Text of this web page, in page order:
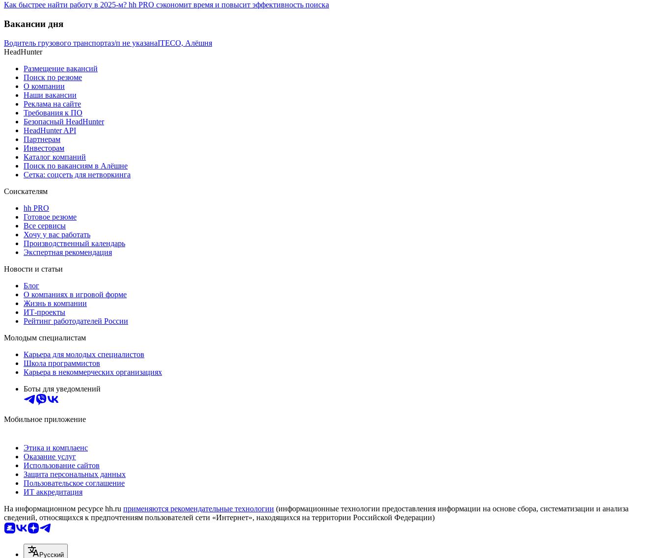
Как быстрее найти работу в 2025-м? hh PRO сэкономит время и повысит эффективность поиска
Вакансии дня
Водитель грузового транспортаз/п не указанаITECO, Алёшня
HeadHunter
Размещение вакансий
Поиск по резюме
О компании
Наши вакансии
Реклама на сайте
Требования к ПО
Безопасный HeadHunter
HeadHunter API
Партнерам
Инвесторам
Каталог компаний
Поиск по вакансиям в Алёшне
Сетка: соцсеть для нетворкинга
Соискателям
hh PRO
Готовое резюме
Все сервисы
Хочу у вас работать
Производственный календарь
Экспертная рекомендация
Новости и статьи
Блог
О компаниях в игровой форме
Жизнь в компании
ИТ-проекты
Рейтинг работодателей России
Молодым специалистам
Карьера для молодых специалистов
Школа программистов
Карьера в некоммерческих организациях
Боты для уведомлений
Мобильное приложение
Этика и комплаенс
Оказание услуг
Использование сайтов
Защита персональных данных
Пользовательское соглашение
ИТ аккредитация
На информационном ресурсе hh.ru применяются рекомендательные технологии (информационные технологии предоставления информации на основе сбора, систематизации и анализа
сведений, относящихся к предпочтениям пользователей сети «Интернет», находящихся на территории Российской Федерации)
Русский